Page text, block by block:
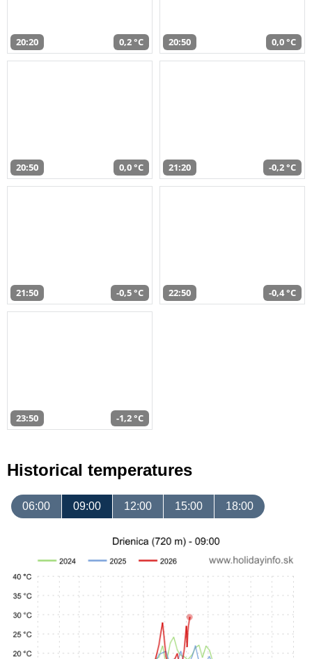
20:20 0,2 °C 20:50 0,0 °C
20:50 0,0 °C 21:20 -0,2 °C
21:50 -0,5 °C 22:50 -0,4 °C
23:50 -1,2 °C
Historical temperatures
06:00 09:00 12:00 15:00 18:00